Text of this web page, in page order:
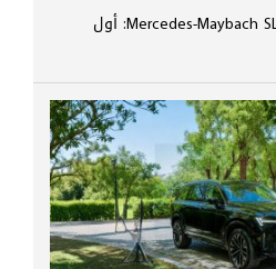
Mercedes-Maybach SL 680 Monogram Series: أول